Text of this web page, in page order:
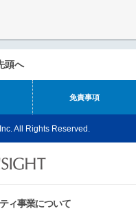
頭へ
免責事項
All Rights Reserved.
ィ事業について